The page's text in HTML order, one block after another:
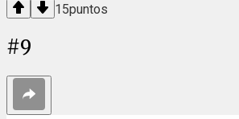
15puntos
#9